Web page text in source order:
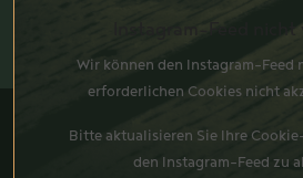
Instagram-Feed nicht
Wir können den Instagram-Feed
erforderlichen Cookies nicht
Bitte aktualisieren Sie Ihre
den Instagram-Feed zu